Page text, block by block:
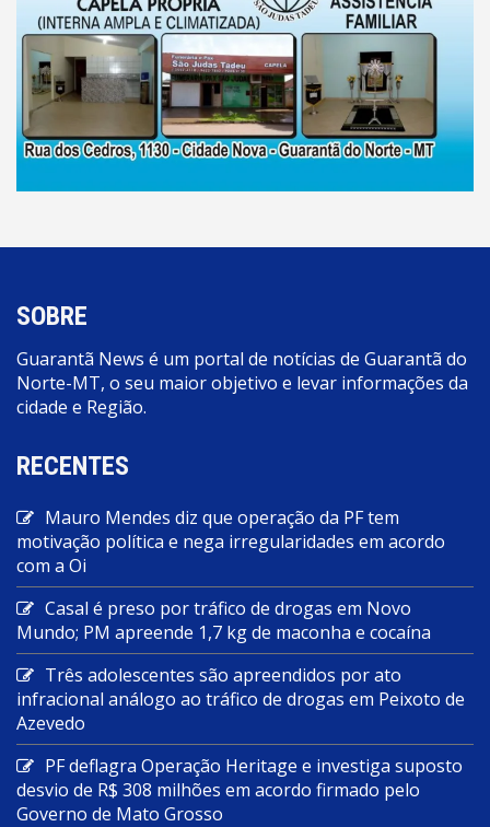
SOBRE
Guarantã News é um portal de notícias de Guarantã do
Norte-MT, o seu maior objetivo e levar informações da
cidade e Região.
RECENTES
Mauro Mendes diz que operação da PF tem
motivação política e nega irregularidades em acordo
com a Oi
Casal é preso por tráfico de drogas em Novo
Mundo; PM apreende 1,7 kg de maconha e cocaína
Três adolescentes são apreendidos por ato
infracional análogo ao tráfico de drogas em Peixoto de
Azevedo
PF deflagra Operação Heritage e investiga suposto
desvio de R$ 308 milhões em acordo firmado pelo
Governo de Mato Grosso